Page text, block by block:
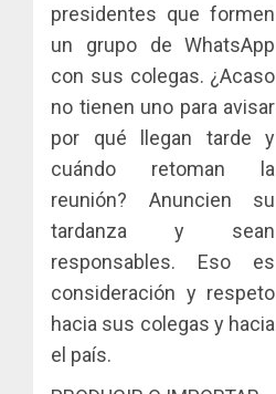
presidentes que formen
un grupo de WhatsApp
con sus colegas. ¿Acaso
no tienen uno para avisar
por qué llegan tarde y
cuándo retoman la
reunión? Anuncien su
tardanza y sean
responsables. Eso es
consideración y respeto
hacia sus colegas y hacia
el país.